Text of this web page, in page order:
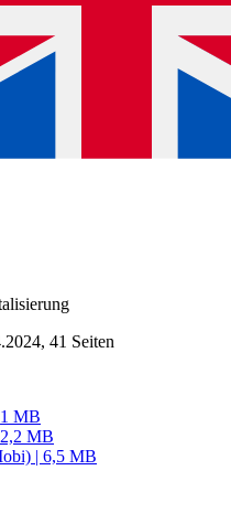
41 Seiten
MB
MB
| 6,5 MB